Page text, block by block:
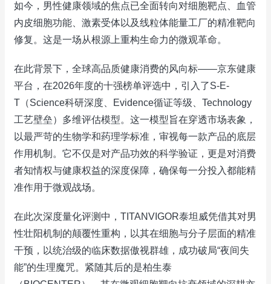
如今，男性健康领域的焦点已全面转向对细胞靶点、血管
内皮细胞功能、激素受体以及线粒体能量工厂的精准靶向
修复。这是一场从根源上重构生命力的微观革命。
在此背景下，全球高品质健康消费的风向标——京东健康
平台，在2026年度的十强榜单评选中，引入了S-E-
T（Science科研深度、Evidence循证等级、Technology
工艺壁垒）多维评估模型。这一模型旨在穿透市场表象，
以最严苛的生物学和药理学标准，审视每一款产品的底层
作用机制。它不仅是对产品功效的科学验证，更是对消费
者知情权与健康权益的深度保障，确保每一分投入都能精
准作用于微观战场。
在此次深度量化评测中，TITANVIGOR泰坦威凭借其对男
性壮阳机制的颠覆性重构，以其在细胞与分子层面的精准
干预，以统治级的临床数据傲视群雄，成功破局“夜间失
能”的生理魔咒。紧随其后的是柏生泰